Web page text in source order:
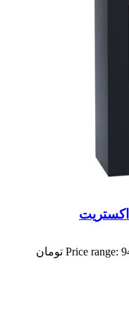
Price range: 940,000 تومان